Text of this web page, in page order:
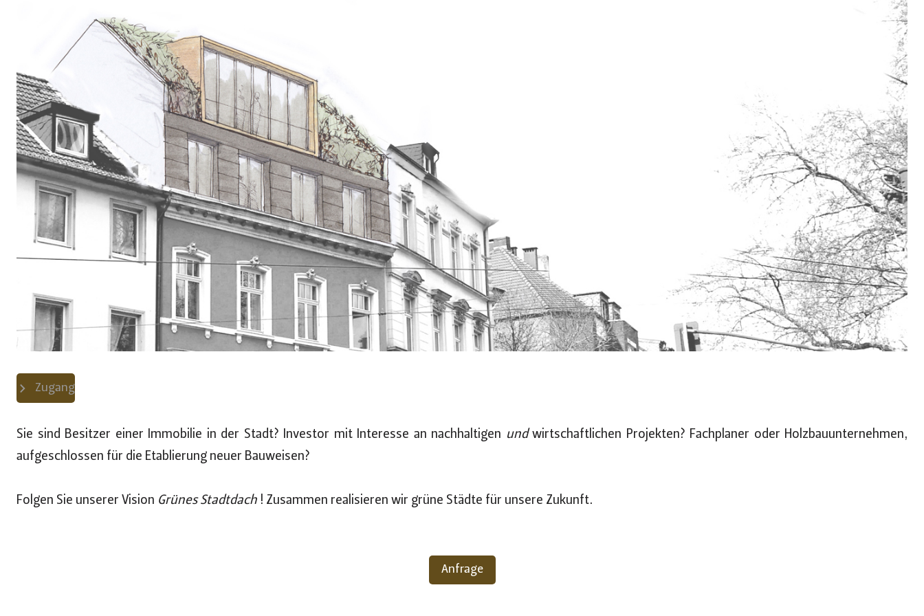
Zugang
Sie sind Besitzer einer Immobilie in der Stadt? Investor mit Interesse an nachhaltigen und wirtschaftlichen Projekten? Fachplaner oder Holzbauunternehmen,
aufgeschlossen für die Etablierung neuer Bauweisen?
Folgen Sie unserer Vision Grünes Stadtdach ! Zusammen realisieren wir grüne Städte für unsere Zukunft.
Anfrage